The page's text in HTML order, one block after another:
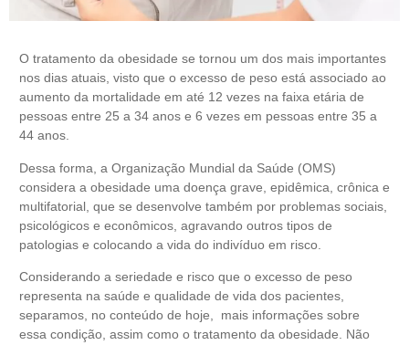
O tratamento da obesidade se tornou um dos mais importantes
nos dias atuais, visto que o excesso de peso está associado ao
aumento da mortalidade em até 12 vezes na faixa etária de
pessoas entre 25 a 34 anos e 6 vezes em pessoas entre 35 a
44 anos.
Dessa forma, a Organização Mundial da Saúde (OMS)
considera a obesidade uma doença grave, epidêmica, crônica e
multifatorial, que se desenvolve também por problemas sociais,
psicológicos e econômicos, agravando outros tipos de
patologias e colocando a vida do indivíduo em risco.
Considerando a seriedade e risco que o excesso de peso
representa na saúde e qualidade de vida dos pacientes,
separamos, no conteúdo de hoje, mais informações sobre
essa condição, assim como o tratamento da obesidade. Não